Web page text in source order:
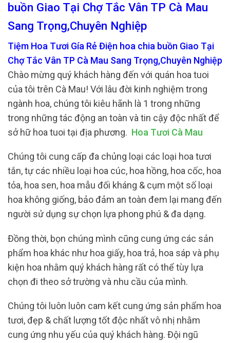
buồn Giao Tại Chợ Tắc Vân TP Cà Mau
Sang Trọng,Chuyên Nghiệp
Tiệm Hoa Tươi Gía Rẻ Điện hoa chia buồn Giao Tại
Chợ Tắc Vân TP Cà Mau Sang Trọng,Chuyên Nghiệp
Chào mừng quý khách hàng đến với quán hoa tuoi
của tôi trên Cà Mau! Với lâu đời kinh nghiệm trong
ngành hoa, chúng tôi kiêu hãnh là 1 trong những
trong những tác động an toàn và tin cậy độc nhất để
sở hữ hoa tuoi tại địa phương. Hoa Tươi Cà Mau
Chúng tôi cung cấp đa chủng loại các loại hoa tươi
tắn, tự các nhiều loại hoa cúc, hoa hồng, hoa cốc, hoa
tỏa, hoa sen, hoa mẫu đối kháng & cụm một số loại
hoa không giống, bảo đảm an toàn đem lại mang đến
người sử dụng sự chọn lựa phong phú & đa dạng.
Đồng thời, bọn chúng mình cũng cung ứng các sản
phẩm hoa khác như hoa giấy, hoa trả, hoa sáp và phụ
kiện hoa nhằm quý khách hàng rất có thể tùy lựa
chọn đi theo sở trường và nhu cầu của mình.
Chúng tôi luôn luôn cam kết cung ứng sản phẩm hoa
tươi, đẹp & chất lượng tốt độc nhất vô nhị nhằm
cung ứng nhu yếu của quý khách hàng. Đội ngũ